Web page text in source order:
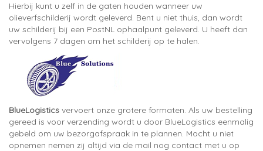
Hierbij kunt u zelf in de gaten houden wanneer uw
olieverfschilderij wordt geleverd. Bent u niet thuis, dan wordt
uw schilderij bij een PostNL ophaalpunt geleverd. U heeft dan
vervolgens 7 dagen om het schilderij op te halen.
BlueLogistics vervoert onze grotere formaten. Als uw bestelling
gereed is voor verzending wordt u door BlueLogistics eenmalig
gebeld om uw bezorgafspraak in te plannen. Mocht u niet
opnemen nemen zij altijd via de mail nog contact met u op